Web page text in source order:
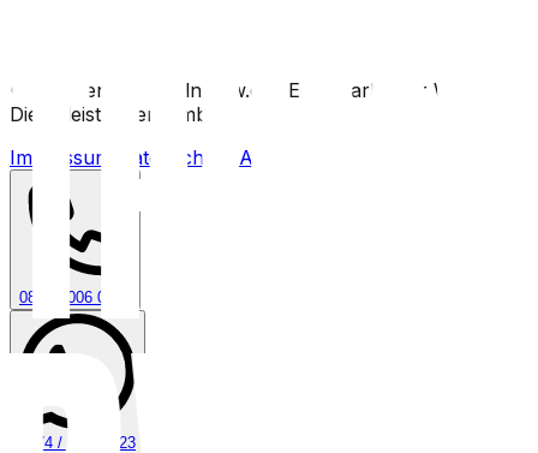
© entruempeln-nrw.de
Eine Marke der Wertvoll
Dienstleistungen GmbH
Impressum
Datenschutz AGB
0800 / 006 0970
0174 / 808 30 23